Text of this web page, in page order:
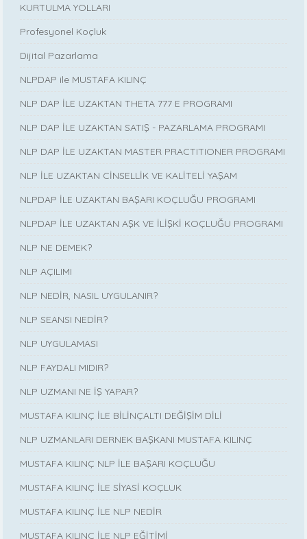
KURTULMA YOLLARI
Profesyonel Koçluk
Dijital Pazarlama
NLPDAP ile MUSTAFA KILINÇ
NLP DAP İLE UZAKTAN THETA 777 E PROGRAMI
NLP DAP İLE UZAKTAN SATIŞ - PAZARLAMA PROGRAMI
NLP DAP İLE UZAKTAN MASTER PRACTITIONER PROGRAMI
NLP İLE UZAKTAN CİNSELLİK VE KALİTELİ YAŞAM
NLPDAP İLE UZAKTAN BAŞARI KOÇLUĞU PROGRAMI
NLPDAP İLE UZAKTAN AŞK VE İLİŞKİ KOÇLUĞU PROGRAMI
NLP NE DEMEK?
NLP AÇILIMI
NLP NEDİR, NASIL UYGULANIR?
NLP SEANSI NEDİR?
NLP UYGULAMASI
NLP FAYDALI MIDIR?
NLP UZMANI NE İŞ YAPAR?
MUSTAFA KILINÇ İLE BİLİNÇALTI DEĞİŞİM DİLİ
NLP UZMANLARI DERNEK BAŞKANI MUSTAFA KILINÇ
MUSTAFA KILINÇ NLP İLE BAŞARI KOÇLUĞU
MUSTAFA KILINÇ İLE SİYASİ KOÇLUK
MUSTAFA KILINÇ İLE NLP NEDİR
MUSTAFA KILINÇ İLE NLP EĞİTİMİ